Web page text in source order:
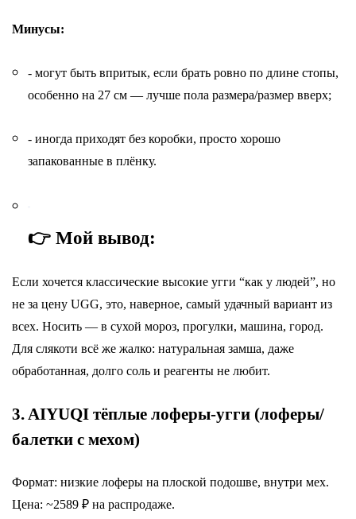
Минусы:
- могут быть впритык, если брать ровно по длине стопы,
особенно на 27 см — лучше пола размера/размер вверх;
- иногда приходят без коробки, просто хорошо
запакованные в плёнку.
👉 Мой вывод:
Если хочется классические высокие угги “как у людей”, но
не за цену UGG, это, наверное, самый удачный вариант из
всех. Носить — в сухой мороз, прогулки, машина, город.
Для слякоти всё же жалко: натуральная замша, даже
обработанная, долго соль и реагенты не любит.
3. AIYUQI тёплые лоферы-угги (лоферы/
балетки с мехом)
Формат: низкие лоферы на плоской подошве, внутри мех.
Цена: ~2589 ₽ на распродаже.